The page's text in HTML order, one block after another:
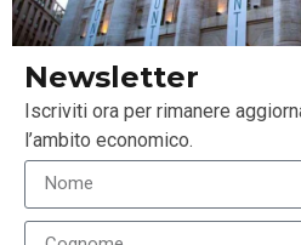
Newsletter
Iscriviti ora per rimanere
l’ambito economico.